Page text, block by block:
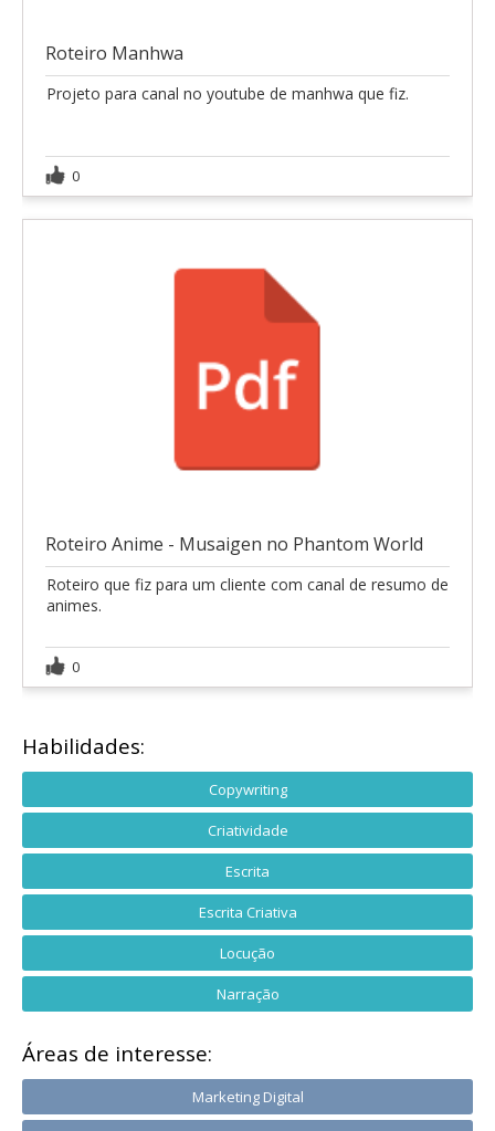
Roteiro Manhwa
Projeto para canal no youtube de manhwa que fiz.
0
Roteiro Anime - Musaigen no Phantom World
Roteiro que fiz para um cliente com canal de resumo de
animes.
0
Habilidades:
Copywriting
Criatividade
Escrita
Escrita Criativa
Locução
Narração
Áreas de interesse:
Marketing Digital